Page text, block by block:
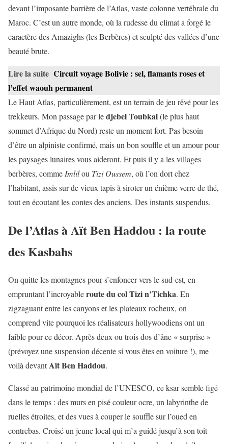
devant l’imposante barrière de l’Atlas, vaste colonne vertébrale du
Maroc. C’est un autre monde, où la rudesse du climat a forgé le
caractère des Amazighs (les Berbères) et sculpté des vallées d’une
beauté brute.
Lire la suite Circuit voyage Bolivie : sel, flamants roses et
l’effet waouh permanent
Le Haut Atlas, particulièrement, est un terrain de jeu rêvé pour les
trekkeurs. Mon passage par ledjebel Toubkal(le plus haut
sommet d’Afrique du Nord) reste un moment fort. Pas besoin
d’être un alpiniste confirmé, mais un bon souffle et un amour pour
les paysages lunaires vous aideront. Et puis il y a les villages
berbères, comme Imlilou Tizi Oussem, où l’on dort chez
l’habitant, assis sur de vieux tapis à siroter un énième verre de thé,
tout en écoutant les contes des anciens. Des instants suspendus.
De l’Atlas à Aït Ben Haddou : la route
des Kasbahs
On quitte les montagnes pour s’enfoncer vers le sud-est, en
empruntant l’incroyableroute du col Tizi n’Tichka. En
zigzaguant entre les canyons et les plateaux rocheux, on
comprend vite pourquoi les réalisateurs hollywoodiens ont un
faible pour ce décor. Après deux ou trois dos d’âne « surprise »
(prévoyez une suspension décente si vous êtes en voiture !), me
voilà devantAït Ben Haddou.
Classé au patrimoine mondial de l’UNESCO, ce ksar semble figé
dans le temps : des murs en pisé couleur ocre, un labyrinthe de
ruelles étroites, et des vues à couper le souffle sur l’oued en
contrebas. Croisé un jeune local qui m’a guidé jusqu’à son toit